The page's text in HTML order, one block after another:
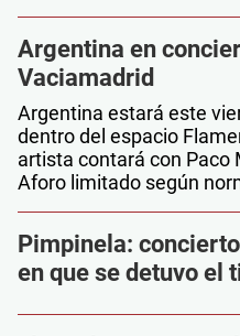
Argentina en
Vaciamadrid
Argentina estará este
dentro del espacio
artista contará con
Aforo limitado según
Pimpinela:
en que se detuvo el